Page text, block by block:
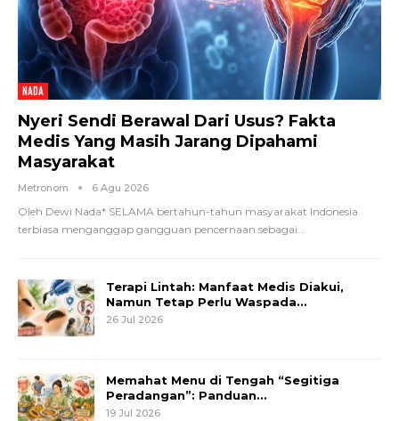
NADA
Nyeri Sendi Berawal Dari Usus? Fakta
Medis Yang Masih Jarang Dipahami
Masyarakat
Metronom 6 Agu 2026
Oleh Dewi Nada* SELAMA bertahun-tahun masyarakat Indonesia
terbiasa menganggap gangguan pencernaan sebagai…
Terapi Lintah: Manfaat Medis Diakui,
Namun Tetap Perlu Waspada…
26 Jul 2026
Memahat Menu di Tengah “Segitiga
Peradangan”: Panduan…
19 Jul 2026